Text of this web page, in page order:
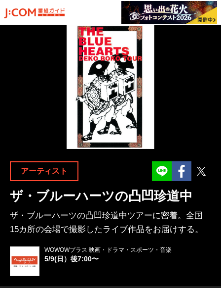
アーティスト
ザ・ブルーハーツの凸凹珍道中
ザ・ブルーハーツの凸凹珍道中ツアーに密着。全国
15カ所の会場で撮影したライブ作品をお届けする。
WOWOWプラス 映画・ドラマ・スポーツ・音楽
5/9(日）後7:00〜